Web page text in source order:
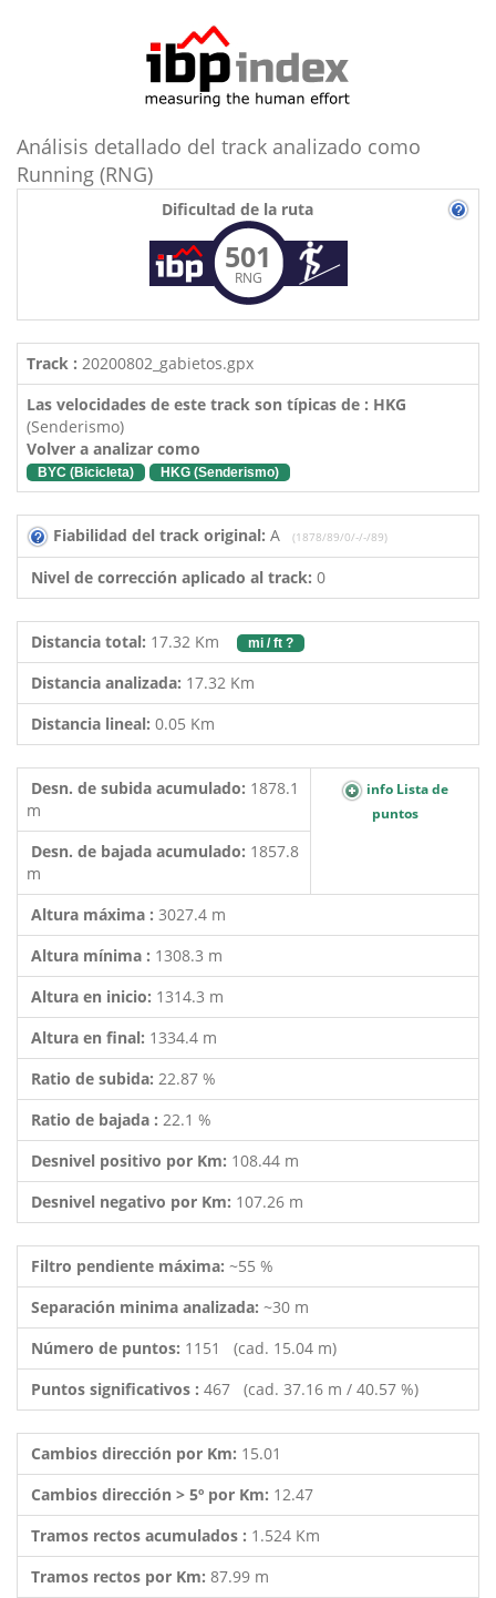
Análisis detallado del track analizado como
Running (RNG)
Dificultad de la ruta
501
RNG
Track : 20200802_gabietos.gpx
Las velocidades de este track son típicas de : HKG
(Senderismo)
Volver a analizar como
BYC (Bicicleta) HKG (Senderismo)
Fiabilidad del track original: A (1878/89/0/-/-/89)
Nivel de corrección aplicado al track: 0
Distancia total: 17.32 Km mi / ft ?
Distancia analizada: 17.32 Km
Distancia lineal: 0.05 Km
Desn. de subida acumulado: 1878.1
m
info Lista de
puntos
Desn. de bajada acumulado: 1857.8
m
Altura máxima : 3027.4 m
Altura mínima : 1308.3 m
Altura en inicio: 1314.3 m
Altura en final: 1334.4 m
Ratio de subida: 22.87 %
Ratio de bajada : 22.1 %
Desnivel positivo por Km: 108.44 m
Desnivel negativo por Km: 107.26 m
Filtro pendiente máxima: ~55 %
Separación minima analizada: ~30 m
Número de puntos: 1151 (cad. 15.04 m)
Puntos significativos : 467 (cad. 37.16 m / 40.57 %)
Cambios dirección por Km: 15.01
Cambios dirección > 5º por Km: 12.47
Tramos rectos acumulados : 1.524 Km
Tramos rectos por Km: 87.99 m